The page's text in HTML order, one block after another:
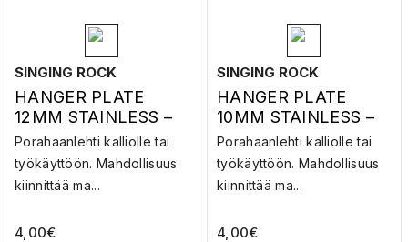
SINGING ROCK
HANGER PLATE
12MM STAINLESS –
PORAHAANLEHTI
Porahaanlehti kalliolle tai
työkäyttöön. Mahdollisuus
kiinnittää ma...
4,00€
SINGING ROCK
HANGER PLATE
10MM STAINLESS –
PORAHAANLEHTI
Porahaanlehti kalliolle tai
työkäyttöön. Mahdollisuus
kiinnittää ma...
4,00€